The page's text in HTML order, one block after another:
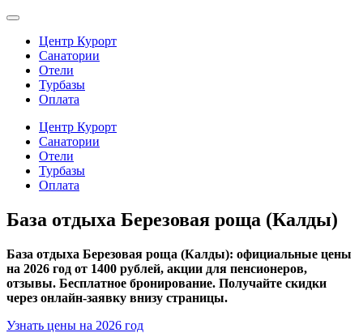
Центр Курорт
Санатории
Отели
Турбазы
Оплата
Центр Курорт
Санатории
Отели
Турбазы
Оплата
База отдыха Березовая роща (Калды)
База отдыха Березовая роща (Калды): официальные цены
на 2026 год от 1400 рублей, акции для пенсионеров,
отзывы. Бесплатное бронирование. Получайте скидки
через онлайн-заявку внизу страницы.
Узнать цены на 2026 год